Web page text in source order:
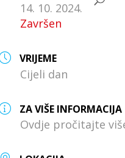
14. 10. 2024.
Završen
VRIJEME
Cijeli dan
ZA VIŠE INFORMACIJA
Ovdje pročitajte